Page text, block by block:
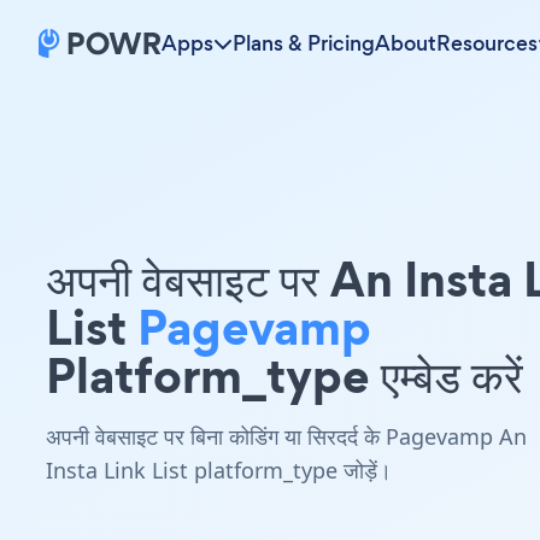
Apps Plans & PricingAboutResources
अपनी वेबसाइट पर An
List Pagevamp
Platform_type एम्बेड करें
अपनी वेबसाइट पर बिना कोडिंग या सिरदर्द के Pagevamp An
Insta Link List platform_type जोड़ें।